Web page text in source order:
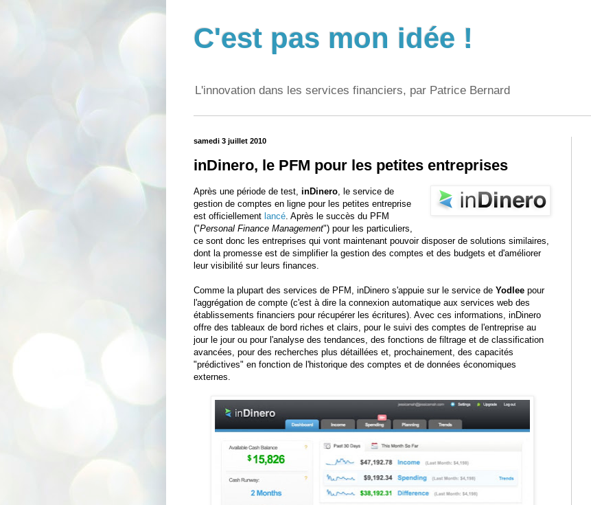
C'est pas mon idée !
L'innovation dans les services financiers, par Patrice Bernard
samedi 3 juillet 2010
inDinero, le PFM pour les petites entreprises
Après une période de test, inDinero, le service de
gestion de comptes en ligne pour les petites entreprise
est officiellement lancé. Après le succès du PFM
("Personal Finance Management") pour les particuliers,
ce sont donc les entreprises qui vont maintenant pouvoir disposer de solutions similaires,
dont la promesse est de simplifier la gestion des comptes et des budgets et d'améliorer
leur visibilité sur leurs finances.
Comme la plupart des services de PFM, inDinero s'appuie sur le service de Yodlee pour
l'aggrégation de compte (c'est à dire la connexion automatique aux services web des
établissements financiers pour récupérer les écritures). Avec ces informations, inDinero
offre des tableaux de bord riches et clairs, pour le suivi des comptes de l'entreprise au
jour le jour ou pour l'analyse des tendances, des fonctions de filtrage et de classification
avancées, pour des recherches plus détaillées et, prochainement, des capacités
"prédictives" en fonction de l'historique des comptes et de données économiques
externes.